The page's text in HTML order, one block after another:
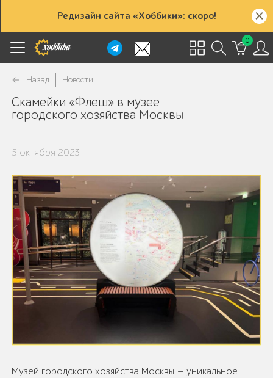
Редизайн сайта «Хоббики»: скоро!
0
Назад Новости
Скамейки «Флеш» в музее
городского хозяйства Москвы
5 октября 2023
Музей городского хозяйства Москвы — уникальное